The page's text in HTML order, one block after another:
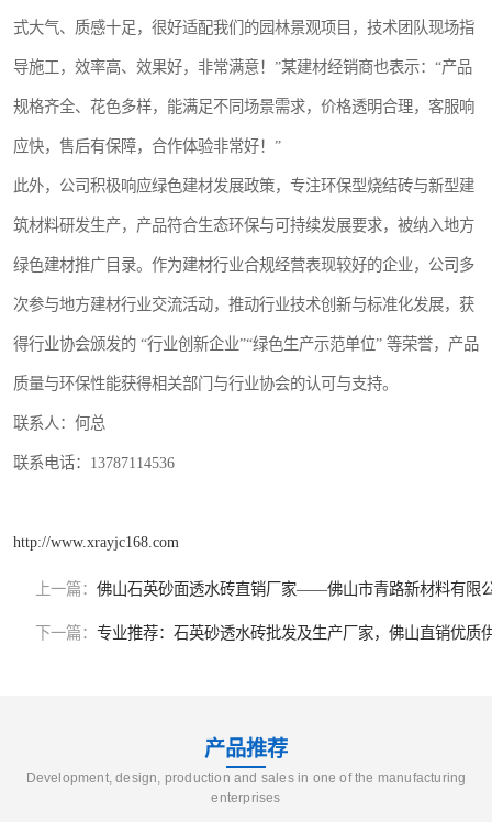
式大气、质感十足，很好适配我们的园林景观项目，技术团队现场指
导施工，效率高、效果好，非常满意！”某建材经销商也表示：“产品
规格齐全、花色多样，能满足不同场景需求，价格透明合理，客服响
应快，售后有保障，合作体验非常好！”
此外，公司积极响应绿色建材发展政策，专注环保型烧结砖与新型建
筑材料研发生产，产品符合生态环保与可持续发展要求，被纳入地方
绿色建材推广目录。作为建材行业合规经营表现较好的企业，公司多
次参与地方建材行业交流活动，推动行业技术创新与标准化发展，获
得行业协会颁发的 “行业创新企业”“绿色生产示范单位” 等荣誉，产品
质量与环保性能获得相关部门与行业协会的认可与支持。
联系人：何总
联系电话：13787114536
http://www.xrayjc168.com
上一篇： 佛山石英砂面透水砖直销厂家——佛山市青路新材料有限
下一篇： 专业推荐：石英砂透水砖批发及生产厂家，佛山直销优质
产品推荐
Development, design, production and sales in one of the manufacturing
enterprises